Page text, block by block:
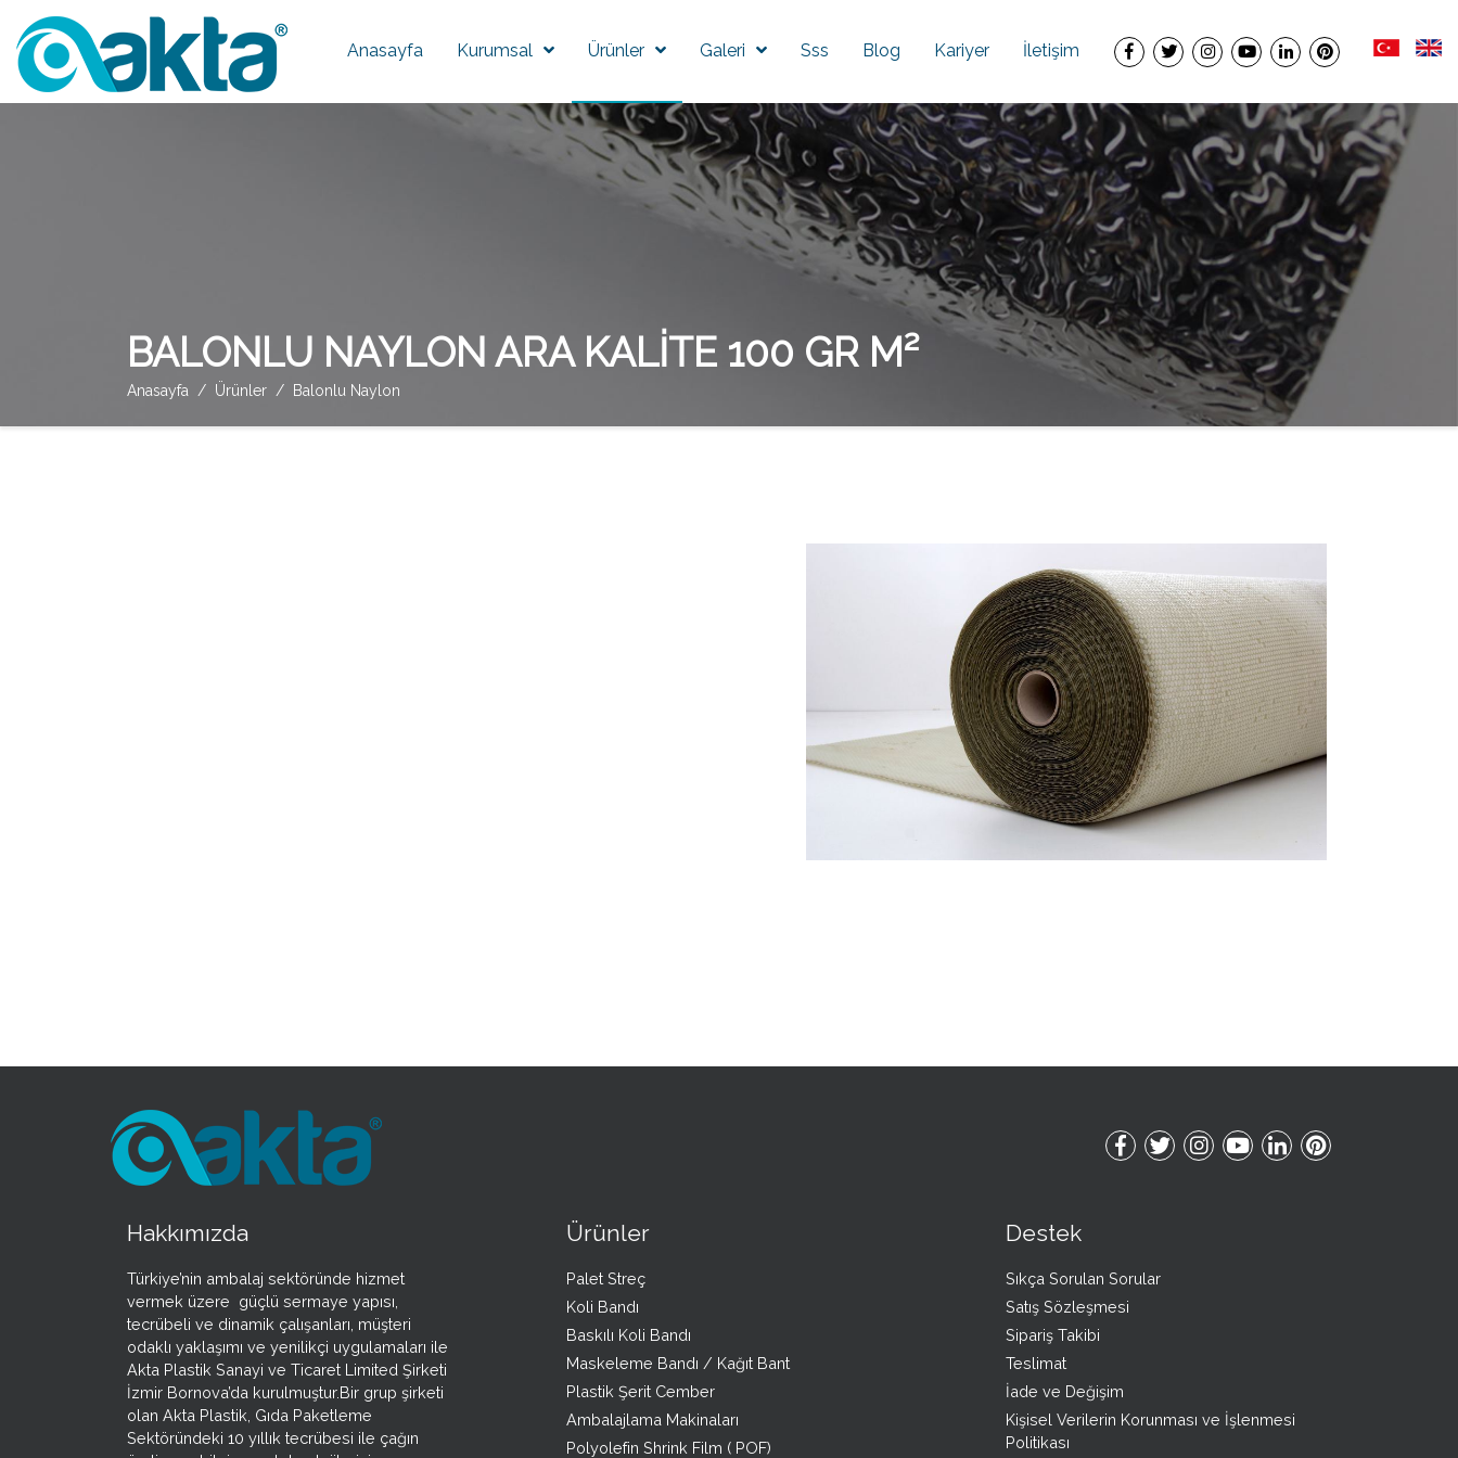
Anasayfa Kurumsal Ürünler Galeri Sss Blog Kariyer İletişim
BALONLU NAYLON ARA KALİTE 100 GR M²
Anasayfa Ürünler Balonlu Naylon
Hakkımızda
Türkiye’nin ambalaj sektöründe hizmet
vermek üzere güçlü sermaye yapısı,
tecrübeli ve dinamik çalışanları, müşteri
odaklı yaklaşımı ve yenilikçi uygulamaları ile
Akta Plastik Sanayi ve Ticaret Limited Şirketi
İzmir Bornova’da kurulmuştur.Bir grup şirketi
olan Akta Plastik, Gıda Paketleme
Sektöründeki 10 yıllık tecrübesi ile çağın
Ürünler
Palet Streç
Koli Bandı
Baskılı Koli Bandı
Maskeleme Bandı / Kağıt Bant
Plastik Şerit Cember
Ambalajlama Makinaları
Polyolefin Shrink Film ( POF)
Destek
Sıkça Sorulan Sorular
Satış Sözleşmesi
Sipariş Takibi
Teslimat
İade ve Değişim
Kişisel Verilerin Korunması ve İşlenmesi
Politikası